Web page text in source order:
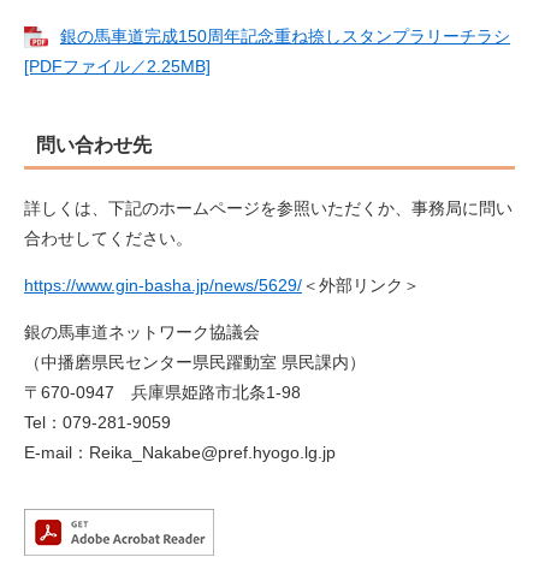
銀の馬車道完成150周年記念重ね捺しスタンプラリーチラシ
[PDFファイル／2.25MB]
問い合わせ先
詳しくは、下記のホームページを参照いただくか、事務局に問い
合わせしてください。
https://www.gin-basha.jp/news/5629/＜外部リンク＞
銀の馬車道ネットワーク協議会
（中播磨県民センター県民躍動室 県民課内）
〒670-0947 兵庫県姫路市北条1-98
Tel：079-281-9059
E-mail：Reika_Nakabe@pref.hyogo.lg.jp